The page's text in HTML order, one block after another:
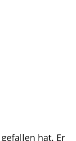
hat. Er